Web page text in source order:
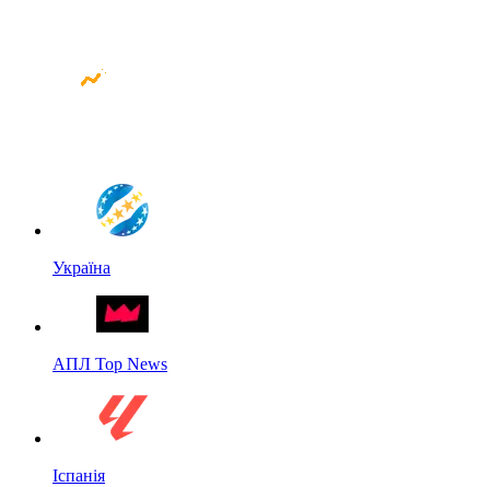
Україна
АПЛ Top News
Іспанія